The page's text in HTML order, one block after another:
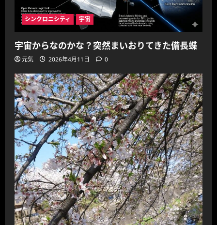
シンクロニシティ 宇宙
宇宙からなのかな？突然まいおりてきた備長蝶
元気 2026年4月11日 0